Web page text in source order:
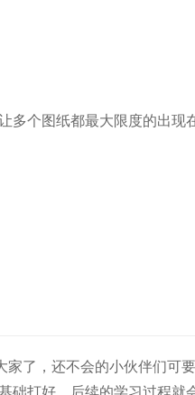
多个图纸都最大限度的出现
家了，还不会的小伙伴们可
础打好，后续的学习过程就